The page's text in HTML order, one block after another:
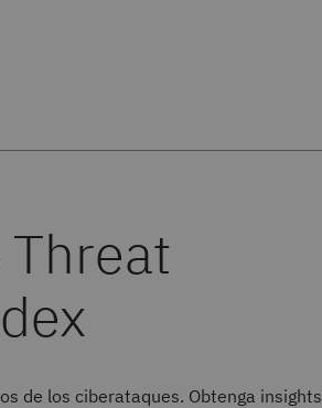
de los ciberataques. Obtenga insights